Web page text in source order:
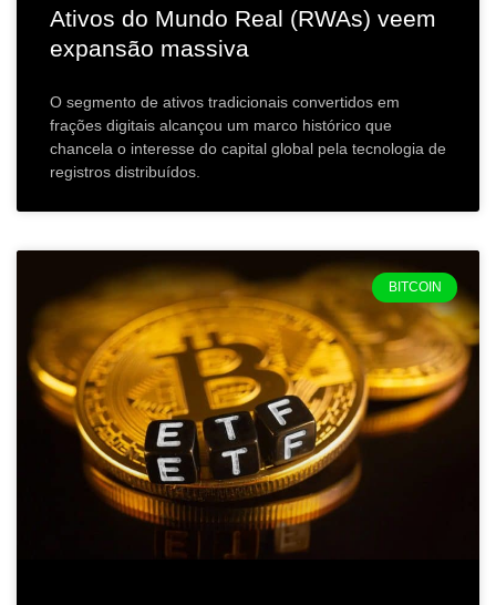
Ativos do Mundo Real (RWAs) veem
expansão massiva
O segmento de ativos tradicionais convertidos em
frações digitais alcançou um marco histórico que
chancela o interesse do capital global pela tecnologia de
registros distribuídos.
BITCOIN